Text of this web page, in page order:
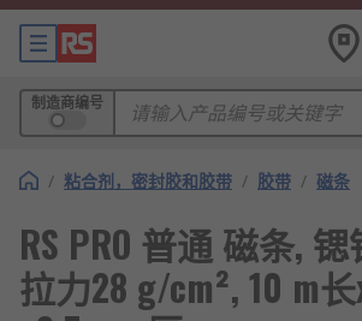
制造商编号
/ 粘合剂，密封胶和胶带 / 胶带 / 磁条
RS PRO 普通 磁条,
拉力28 g/cm², 10 m